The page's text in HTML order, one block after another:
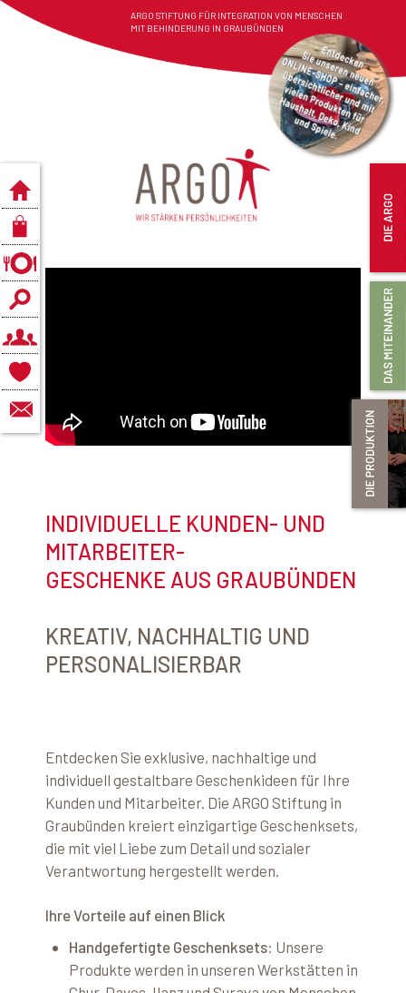
ARGO STIFTUNG FÜR INTEGRATION VON MENSCHEN
MIT BEHINDERUNG IN GRAUBÜNDEN
INDIVIDUELLE KUNDEN- UND
MITARBEITER-
GESCHENKE AUS GRAUBÜNDEN
KREATIV, NACHHALTIG UND
PERSONALISIERBAR
Entdecken Sie exklusive, nachhaltige und
individuell gestaltbare Geschenkideen für Ihre
Kunden und Mitarbeiter. Die ARGO Stiftung in
Graubünden kreiert einzigartige Geschenksets,
die mit viel Liebe zum Detail und sozialer
Verantwortung hergestellt werden.
Ihre Vorteile auf einen Blick​
Handgefertigte Geschenksets: Unsere
Produkte werden in unseren Werkstätten in